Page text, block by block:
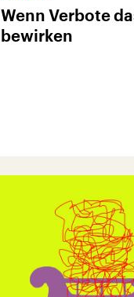
Wenn Verbote
bewirken